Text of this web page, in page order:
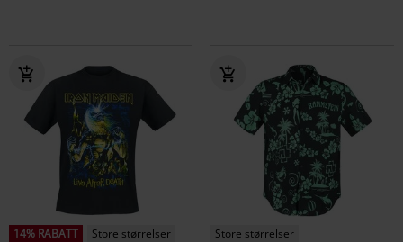
14% RABATT
Store størrelser
Store størrelser